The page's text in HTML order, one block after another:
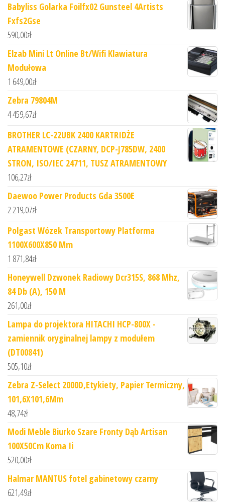
Babyliss Golarka Foilfx02 Gunsteel 4Artists
Fxfs2Gse
590,00zł
Elzab Mini Lt Online Bt/Wifi Klawiatura
Modułowa
1 649,00zł
Zebra 79804M
4 459,67zł
BROTHER LC-22UBK 2400 KARTRIDŻE
ATRAMENTOWE (CZARNY, DCP-J785DW, 2400
STRON, ISO/IEC 24711, TUSZ ATRAMENTOWY
106,27zł
Daewoo Power Products Gda 3500E
2 219,07zł
Polgast Wózek Transportowy Platforma
1100X600X850 Mm
1 871,84zł
Honeywell Dzwonek Radiowy Dcr315S, 868 Mhz,
84 Db (A), 150 M
261,00zł
Lampa do projektora HITACHI HCP-800X -
zamiennik oryginalnej lampy z modułem
(DT00841)
505,10zł
Zebra Z-Select 2000D,Etykiety, Papier Termiczny,
101,6X101,6Mm
48,74zł
Modi Meble Biurko Szare Fronty Dąb Artisan
100X50Cm Koma Ii
520,00zł
Halmar MANTUS fotel gabinetowy czarny
621,49zł